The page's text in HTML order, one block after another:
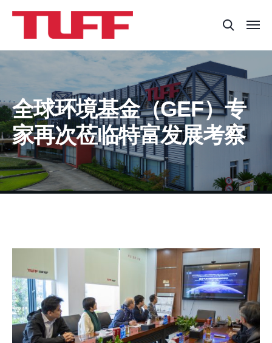
全球环境基金（GEF）专
家再次莅临特富发展考察